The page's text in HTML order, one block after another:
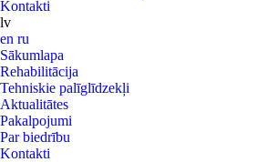
Kontakti
lv
en ru
Sākumlapa
Rehabilitācija
Tehniskie palīglīdzekļi
Aktualitātes
Pakalpojumi
Par biedrību
Kontakti